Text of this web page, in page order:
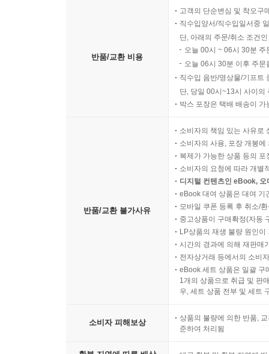
반품/교환 비용
고객의 단순변심 및 착오구
직수입양서/직수입일서중
단, 아래의 주문/취소 조건
오늘 00시 ~ 06시 30분
오늘 06시 30분 이후 주
직수입 음반/영상물/기프트
단, 당일 00시~13시 사이의
박스 포장은 택배 배송이
반품/교환 불가사유
소비자의 책임 있는 사유로
소비자의 사용, 포장 개봉
복제가 가능한 상품 등의
소비자의 요청에 따라 개별
디지털 컨텐츠인 eBook,
eBook 대여 상품은 대여 기
모바일 쿠폰 등록 후 취소/
중고상품이 구매확정(자동
LP상품의 재생 불량 원인
시간의 경과에 의해 재판매
전자상거래 등에서의 소비
eBook 세트 상품은 일괄 구
1개의 상품으로 취급 및 판
우, 세트 상품 전부 및 세트
소비자 피해보상
상품의 불량에 의한 반품,
준하여 처리됨